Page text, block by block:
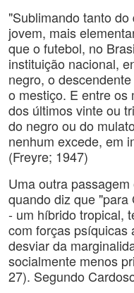
"Sublimando tanto
jovem, mais
que o futebol, no
instituição nacional,
negro, o
o mestiço. E entre os
dos últimos vinte ou
do negro ou do
nenhum excede, em
(Freyre; 1947)
Uma outra
quando diz que
- um híbrido tropical,
com forças psíquicas
desviar da
socialmente menos
27). Segundo